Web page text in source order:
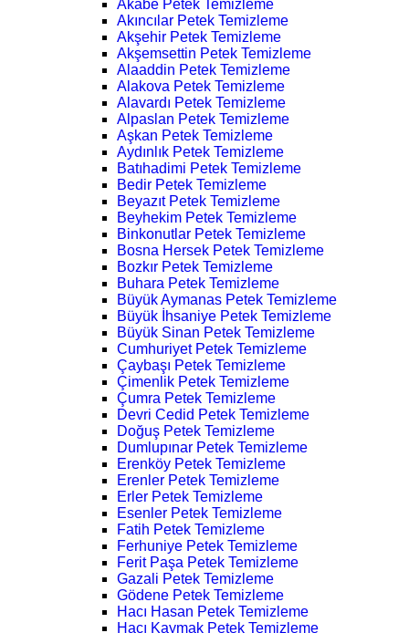
Akabe Petek Temizleme
Akıncılar Petek Temizleme
Akşehir Petek Temizleme
Akşemsettin Petek Temizleme
Alaaddin Petek Temizleme
Alakova Petek Temizleme
Alavardı Petek Temizleme
Alpaslan Petek Temizleme
Aşkan Petek Temizleme
Aydınlık Petek Temizleme
Batıhadimi Petek Temizleme
Bedir Petek Temizleme
Beyazıt Petek Temizleme
Beyhekim Petek Temizleme
Binkonutlar Petek Temizleme
Bosna Hersek Petek Temizleme
Bozkır Petek Temizleme
Buhara Petek Temizleme
Büyük Aymanas Petek Temizleme
Büyük İhsaniye Petek Temizleme
Büyük Sinan Petek Temizleme
Cumhuriyet Petek Temizleme
Çaybaşı Petek Temizleme
Çimenlik Petek Temizleme
Çumra Petek Temizleme
Devri Cedid Petek Temizleme
Doğuş Petek Temizleme
Dumlupınar Petek Temizleme
Erenköy Petek Temizleme
Erenler Petek Temizleme
Erler Petek Temizleme
Esenler Petek Temizleme
Fatih Petek Temizleme
Ferhuniye Petek Temizleme
Ferit Paşa Petek Temizleme
Gazali Petek Temizleme
Gödene Petek Temizleme
Hacı Hasan Petek Temizleme
Hacı Kaymak Petek Temizleme